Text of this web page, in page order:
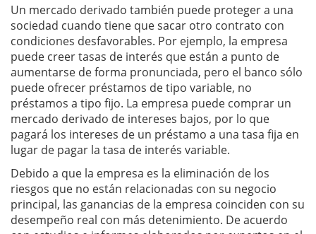
Un mercado derivado también puede proteger a una
sociedad cuando tiene que sacar otro contrato con
condiciones desfavorables. Por ejemplo, la empresa
puede creer tasas de interés que están a punto de
aumentarse de forma pronunciada, pero el banco sólo
puede ofrecer préstamos de tipo variable, no
préstamos a tipo fijo. La empresa puede comprar un
mercado derivado de intereses bajos, por lo que
pagará los intereses de un préstamo a una tasa fija en
lugar de pagar la tasa de interés variable.
Debido a que la empresa es la eliminación de los
riesgos que no están relacionadas con su negocio
principal, las ganancias de la empresa coinciden con su
desempeño real con más detenimiento. De acuerdo